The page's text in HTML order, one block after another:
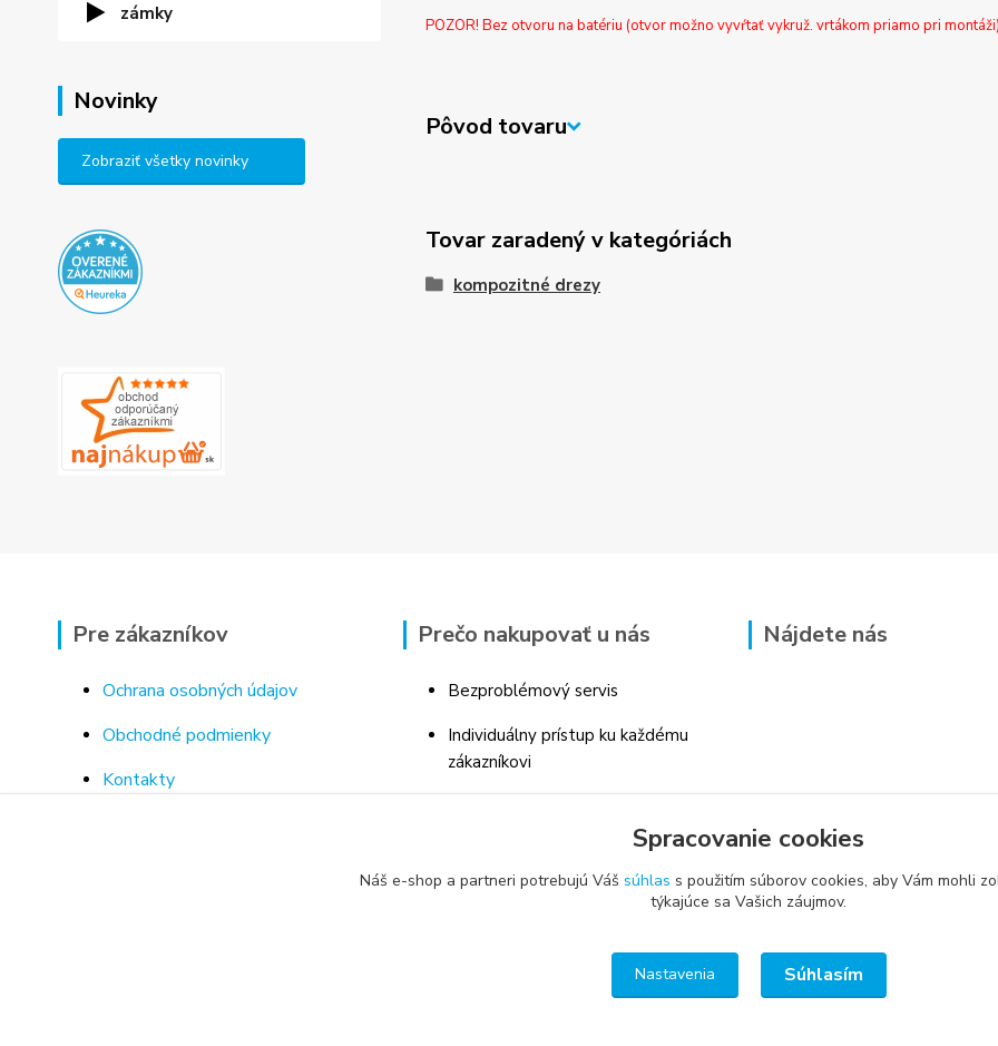
zámky
Novinky
Zobraziť všetky novinky
POZOR! Bez otvoru na batériu (otvor možno vyvŕtať vykruž. vrtákom priamo pri
Pôvod tovaru
Tovar zaradený v kategóriách
kompozitné drezy
Pre zákazníkov
Ochrana osobných údajov
Obchodné podmienky
Kontakty
Prečo nakupovať u nás
Bezproblémový servis
Individuálny prístup ku každému
zákazníkovi
poradenstvo
Nájdete nás
Spracovanie cookies
Náš e-shop a partneri potrebujú Váš súhlas s použitím súborov cookies, aby Vám mohli
týkajúce sa Vašich záujmov.
Nastavenia Súhlasím